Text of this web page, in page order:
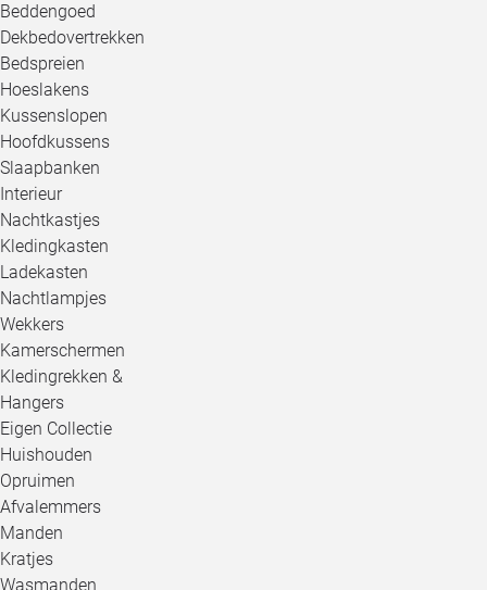
Beddengoed
Dekbedovertrekken
Bedspreien
Hoeslakens
Kussenslopen
Hoofdkussens
Slaapbanken
Interieur
Nachtkastjes
Kledingkasten
Ladekasten
Nachtlampjes
Wekkers
Kamerschermen
Kledingrekken &
Hangers
Eigen Collectie
Huishouden
Opruimen
Afvalemmers
Manden
Kratjes
Wasmanden